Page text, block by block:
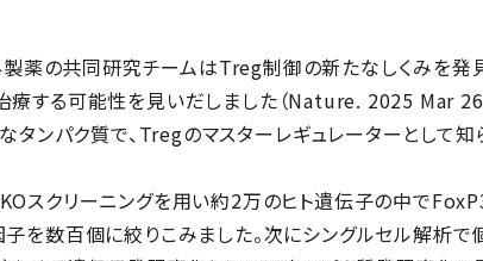
薬の共同研究チームはTreg制御の新たなしくみを発見
する可能性を見いだしました（Nature. 2025 Mar 26
ンパク質で、Tregのマスターレギュレーターとして知
KOスクリーニングを用い約2万のヒト遺伝子の中で
を数百個に絞りこみました。次にシングルセル解析で